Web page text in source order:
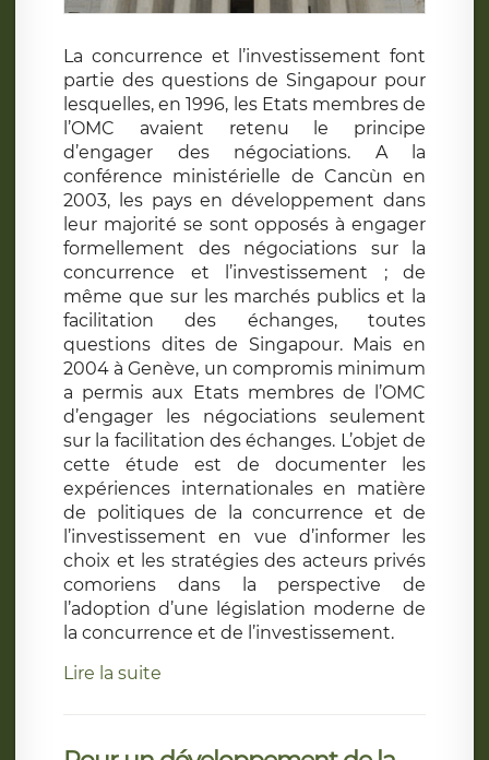
La concurrence et l’investissement font
partie des questions de Singapour pour
lesquelles, en 1996, les Etats membres de
l’OMC avaient retenu le principe
d’engager des négociations. A la
conférence ministérielle de Cancùn en
2003, les pays en développement dans
leur majorité se sont opposés à engager
formellement des négociations sur la
concurrence et l’investissement ; de
même que sur les marchés publics et la
facilitation des échanges, toutes
questions dites de Singapour. Mais en
2004 à Genève, un compromis minimum
a permis aux Etats membres de l’OMC
d’engager les négociations seulement
sur la facilitation des échanges. L’objet de
cette étude est de documenter les
expériences internationales en matière
de politiques de la concurrence et de
l’investissement en vue d’informer les
choix et les stratégies des acteurs privés
comoriens dans la perspective de
l’adoption d’une législation moderne de
la concurrence et de l’investissement.
Lire la suite